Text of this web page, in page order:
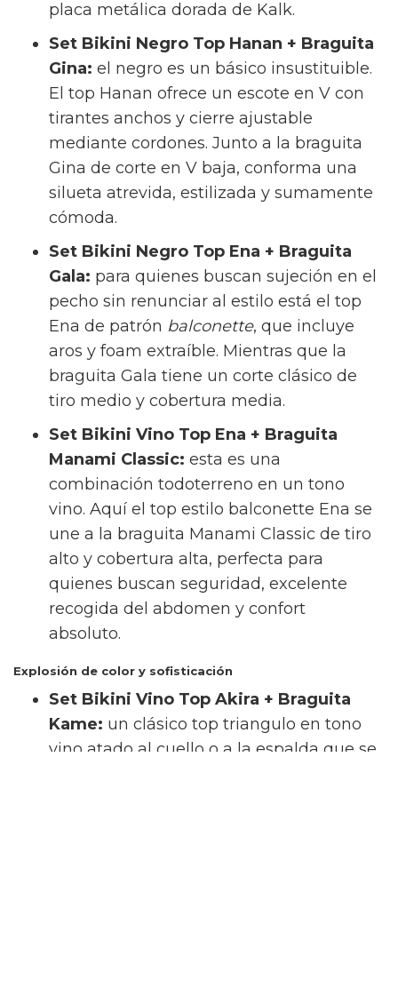
placa metálica dorada de Kalk.
Set Bikini Negro Top Hanan + Braguita
Gina: el negro es un básico insustituible.
El top Hanan ofrece un escote en V con
tirantes anchos y cierre ajustable
mediante cordones. Junto a la braguita
Gina de corte en V baja, conforma una
silueta atrevida, estilizada y sumamente
cómoda.
Set Bikini Negro Top Ena + Braguita
Gala: para quienes buscan sujeción en el
pecho sin renunciar al estilo está el top
Ena de patrón balconette, que incluye
aros y foam extraíble. Mientras que la
braguita Gala tiene un corte clásico de
tiro medio y cobertura media.
Set Bikini Vino Top Ena + Braguita
Manami Classic: esta es una
combinación todoterreno en un tono
vino. Aquí el top estilo balconette Ena se
une a la braguita Manami Classic de tiro
alto y cobertura alta, perfecta para
quienes buscan seguridad, excelente
recogida del abdomen y confort
absoluto.
Explosión de color y sofisticación
Set Bikini Vino Top Akira + Braguita
Kame: un clásico top triangulo en tono
vino atado al cuello o a la espalda que se